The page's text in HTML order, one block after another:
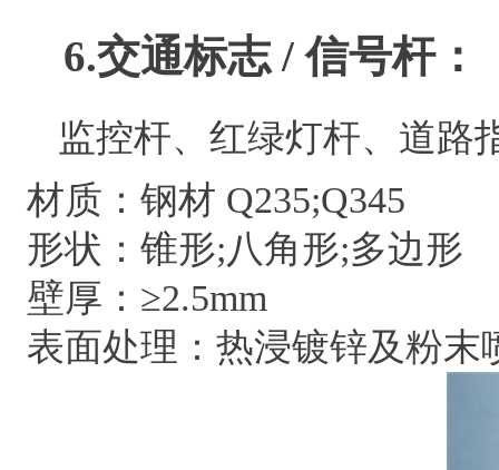
6.交通标志 / 信号杆：
监控杆、红绿灯杆、道路
材质：钢材 Q235;Q345
形状：锥形;八角形;多边形
壁厚：≥2.5mm
表面处理：热浸镀锌及粉末